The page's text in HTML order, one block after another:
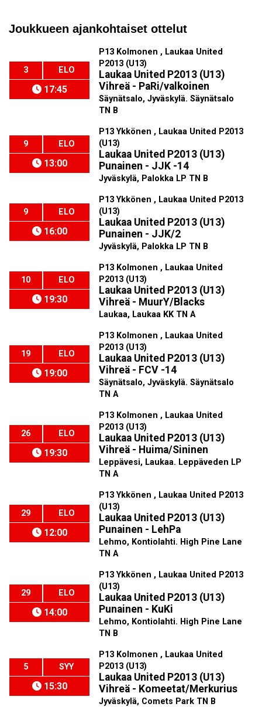
Joukkueen ajankohtaiset ottelut
3 ELO
17:45
P13 Kolmonen , Laukaa United
P2013 (U13)
Laukaa United P2013 (U13)
Vihreä - PaRi/valkoinen
Säynätsalo, Jyväskylä. Säynätsalo
TN B
9 ELO
13:00
P13 Ykkönen , Laukaa United P2013
(U13)
Laukaa United P2013 (U13)
Punainen - JJK -14
Jyväskylä, Palokka LP TN B
9 ELO
16:00
P13 Ykkönen , Laukaa United P2013
(U13)
Laukaa United P2013 (U13)
Punainen - JJK/2
Jyväskylä, Palokka LP TN B
10 ELO
19:30
P13 Kolmonen , Laukaa United
P2013 (U13)
Laukaa United P2013 (U13)
Vihreä - MuurY/Blacks
Laukaa, Laukaa KK TN A
19 ELO
19:00
P13 Kolmonen , Laukaa United
P2013 (U13)
Laukaa United P2013 (U13)
Vihreä - FCV -14
Säynätsalo, Jyväskylä. Säynätsalo
TN A
26 ELO
19:30
P13 Kolmonen , Laukaa United
P2013 (U13)
Laukaa United P2013 (U13)
Vihreä - Huima/Sininen
Leppävesi, Laukaa. Leppäveden LP
TN A
29 ELO
12:00
P13 Ykkönen , Laukaa United P2013
(U13)
Laukaa United P2013 (U13)
Punainen - LehPa
Lehmo, Kontiolahti. High Pine Lane
TN A
29 ELO
14:00
P13 Ykkönen , Laukaa United P2013
(U13)
Laukaa United P2013 (U13)
Punainen - KuKi
Lehmo, Kontiolahti. High Pine Lane
TN B
5 SYY
15:30
P13 Kolmonen , Laukaa United
P2013 (U13)
Laukaa United P2013 (U13)
Vihreä - Komeetat/Merkurius
Jyväskylä, Comets Park TN B